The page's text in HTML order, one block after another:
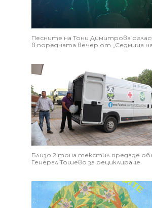
Песните на Тони Димитрова
в поредната вечер от „Седмица
Близо 2 тона текстил предаде
Генерал Тошево за рециклиране